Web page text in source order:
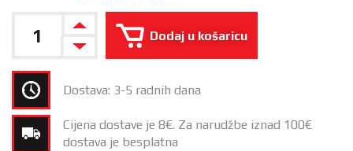
Dodaj u košaricu
Dostava: 3-5 radnih dana
Cijena dostave je 8€. Za narudžbe iznad 100€
dostava je besplatna